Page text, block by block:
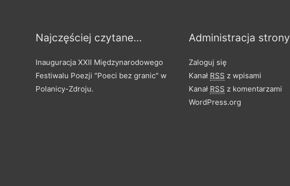
Najczęściej czytane…
Inauguracja XXII Międzynarodowego
Festiwalu Poezji "Poeci bez granic" w
Polanicy-Zdroju.
Administracja strony
Zaloguj się
Kanał RSS z wpisami
Kanał RSS z komentarzami
WordPress.org